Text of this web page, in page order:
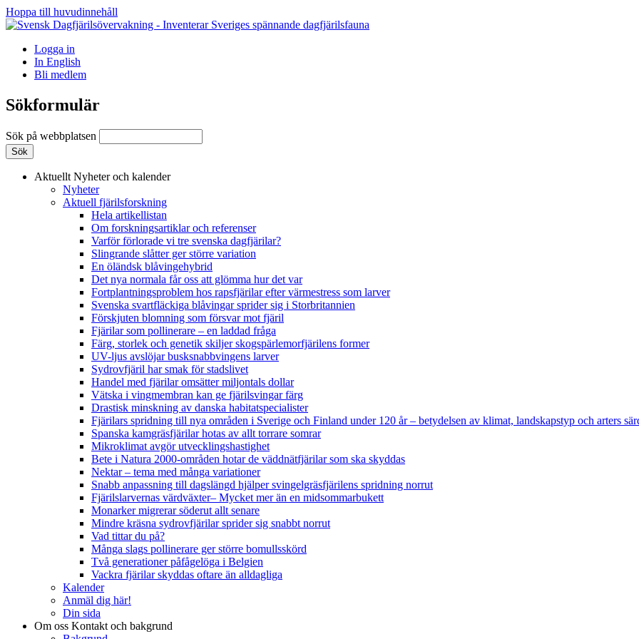
Hoppa till huvudinnehåll
Logga in
In English
Bli medlem
Sökformulär
Sök på webbplatsen
Aktuellt Nyheter och kalender
Nyheter
Aktuell fjärilsforskning
Hela artikellistan
Om forskningsartiklar och referenser
Varför förlorade vi tre svenska dagfjärilar?
Slingrande slåtter ger större variation
En öländsk blåvingehybrid
Det nya normala får oss att glömma hur det var
Fortplantningsproblem hos rapsfjärilar efter värmestress som larver
Svenska svartfläckiga blåvingar sprider sig i Storbritannien
Förskjuten blomning som försvar mot fjäril
Fjärilar som pollinerare – en laddad fråga
Färg, storlek och genetik skiljer skogspärlemorfjärilens former
UV-ljus avslöjar busksnabbvingens larver
Sydrovfjäril har smak för stadslivet
Handel med fjärilar omsätter miljontals dollar
Vätska i vingmembran kan ge fjärilsvingar färg
Drastisk minskning av danska habitatspecialister
Fjärilars spridning till nya områden i Sverige och Finland under 120 år– betydelsen av klimat, landskapstyp och arters
Spanska kamgräsfjärilar hotas av allt torrare somrar
Mikroklimat avgör utvecklingshastighet
Bete i Natura 2000-områden hotar de väddnätfjärilar som ska skyddas
Nektar – tema med många variationer
Snabb anpassning till dagslängd hjälper svingelgräsfjärilens spridning norrut
Fjärilslarvernas värdväxter– Mycket mer än en midsommarbukett
Monarker migrerar söderut allt senare
Mindre kräsna sydrovfjärilar sprider sig snabbt norrut
Vad tittar du på?
Många slags pollinerare ger större bomullsskörd
Två generationer påfågelöga i Belgien
Vackra fjärilar skyddas oftare än alldagliga
Kalender
Anmäl dig här!
Din sida
Om oss Kontakt och bakgrund